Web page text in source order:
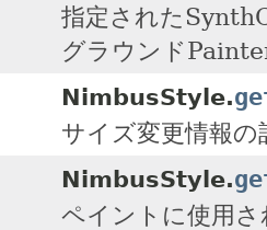
指定された
グラウンド
NimbusStyle.
サイズ変更情報
NimbusStyle.
ペイントに使用さ